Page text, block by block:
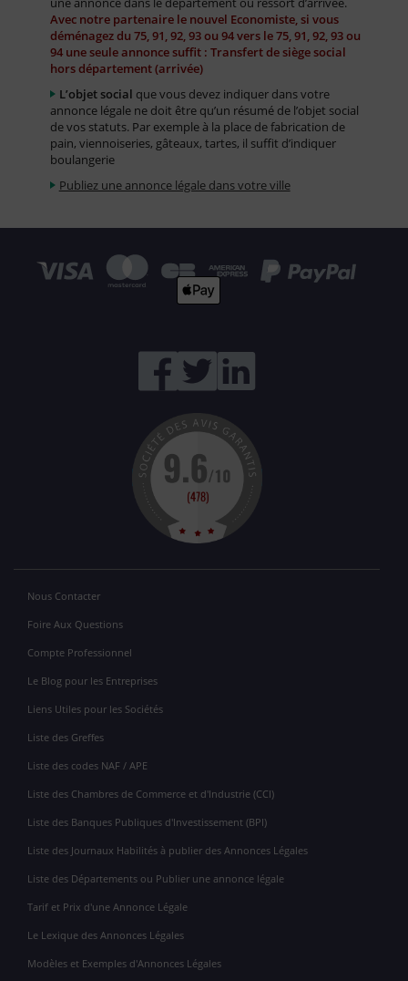
Avec notre partenaire le nouvel Economiste, si vous
déménagez du 75, 91, 92, 93 ou 94 vers le 75, 91, 92, 93 ou
94 une seule annonce suffit : Transfert de siège social
hors département (arrivée)
L’objet social que vous devez indiquer dans votre
annonce légale ne doit être qu’un résumé de l’objet social
de vos statuts. Par exemple à la place de fabrication de
pain, viennoiseries, gâteaux, tartes, il suffit d’indiquer
boulangerie
Publiez une annonce légale dans votre ville
Nous Contacter
Foire Aux Questions
Compte Professionnel
Le Blog pour les Entreprises
Liens Utiles pour les Sociétés
Liste des Greffes
Liste des codes NAF / APE
Liste des Chambres de Commerce et d'Industrie (CCI)
Liste des Banques Publiques d'Investissement (BPI)
Liste des Journaux Habilités à publier des Annonces Légales
Liste des Départements ou Publier une annonce légale
Tarif et Prix d'une Annonce Légale
Le Lexique des Annonces Légales
Modèles et Exemples d'Annonces Légales